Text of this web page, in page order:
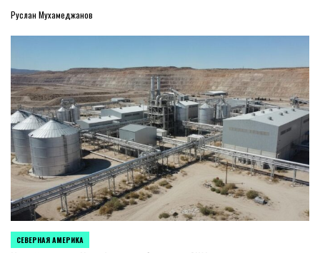
Руслан Мухамеджанов
ОПУБЛИКОВАНО
СЕВЕРНАЯ АМЕРИКА